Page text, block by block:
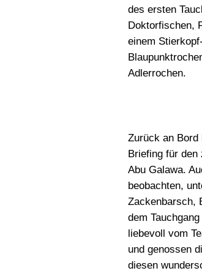
des ersten
Doktorfischen,
einem
Adlerrochen.
Zurück an Bord
Briefing für den
Abu Galawa.
beobachten,
Zackenbarsch,
dem
liebevoll vom
und genossen
diesen